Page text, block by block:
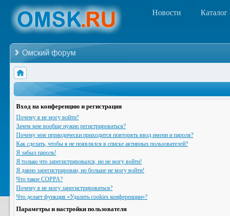
Новости Каталог
Омский форум
Вход на конференцию и регистрация
Почему я не могу войти?
Зачем мне вообще нужно регистрироваться?
Почему мне периодически приходится повторять ввод имени и пароля?
Как сделать, чтобы я не появлялся в списке активных пользователей?
Я забыл пароль!
Я только что зарегистрировался, но не могу войти!
Я давно зарегистрирован, но больше не могу войти!
Что такое COPPA?
Почему я не могу зарегистрироваться?
Что делает функция «Удалить cookies конференции»?
Параметры и настройки пользователя